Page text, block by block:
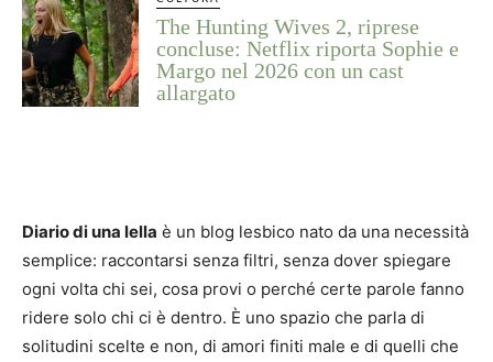
The Hunting Wives 2, riprese
concluse: Netflix riporta Sophie e
Margo nel 2026 con un cast
allargato
Diario di una lella è un blog lesbico nato da una necessità
semplice: raccontarsi senza filtri, senza dover spiegare
ogni volta chi sei, cosa provi o perché certe parole fanno
ridere solo chi ci è dentro. È uno spazio che parla di
solitudini scelte e non, di amori finiti male e di quelli che